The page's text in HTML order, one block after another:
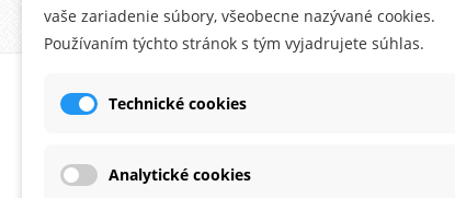
O MONTANA.SK
vaše zariadenie súbory, všeobecne nazývané cookies.
Používaním týchto stránok s tým vyjadrujete súhlas.
Technické cookies
Analytické cookies